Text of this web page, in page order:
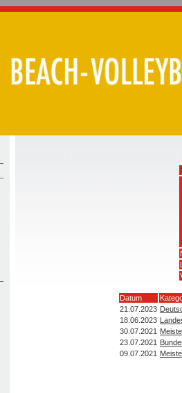
Datum
21.07.2023
18.06.2023
30.07.2021
23.07.2021
09.07.2021